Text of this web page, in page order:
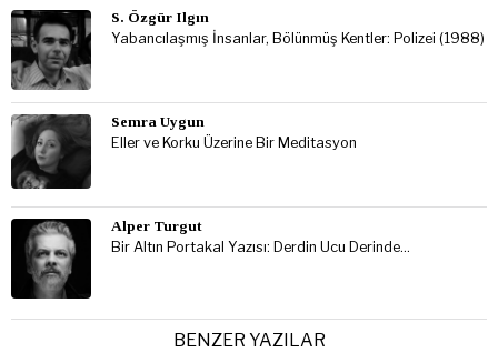
S. Özgür Ilgın
Yabancılaşmış İnsanlar, Bölünmüş Kentler: Polizei (1988)
Semra Uygun
Eller ve Korku Üzerine Bir Meditasyon
Alper Turgut
Bir Altın Portakal Yazısı: Derdin Ucu Derinde…
BENZER YAZILAR